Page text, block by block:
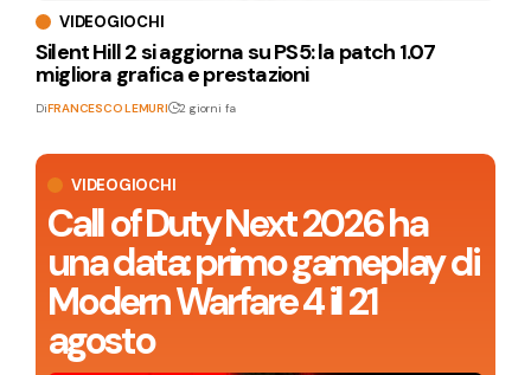
VIDEOGIOCHI
Call of Duty Next 2026 ha
una data: primo gameplay di
Modern Warfare 4 il 21
agosto
VIDEOGIOCHI
Silent Hill 2 si aggiorna su PS5: la patch 1.07
migliora grafica e prestazioni
DiFRANCESCO LEMURI 2 giorni fa